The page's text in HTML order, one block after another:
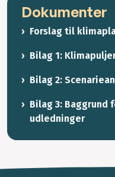
Dokumenter
Forslag til
Bilag 1:
Bilag 2:
Bilag 3: Baggrund
udledninger